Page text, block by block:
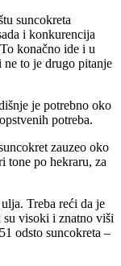
suncokreta
i konkurencija
konačno ide i u
to je drugo pitanje
je potrebno oko
potreba.
zauzeo oko
tone po hekraru, za
Treba reći da je
visoki i znatno viši
odsto suncokreta –